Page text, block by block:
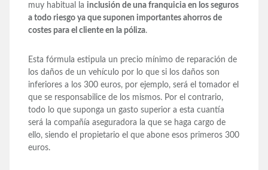
muy habitual la inclusión de una franquicia en los seguros
a todo riesgo ya que suponen importantes ahorros de
costes para el cliente en la póliza.
Esta fórmula estipula un precio mínimo de reparación de
los daños de un vehículo por lo que si los daños son
inferiores a los 300 euros, por ejemplo, será el tomador el
que se responsabilice de los mismos. Por el contrario,
todo lo que suponga un gasto superior a esta cuantía
será la compañía aseguradora la que se haga cargo de
ello, siendo el propietario el que abone esos primeros 300
euros.